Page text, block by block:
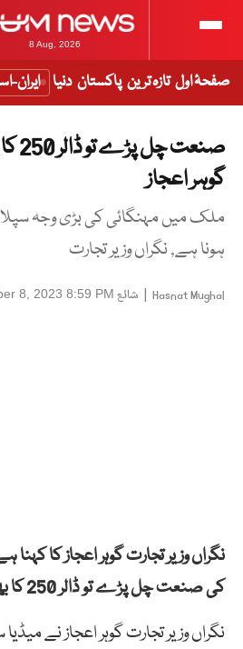
8 Aug, 2026
صفحۂ اول تازہ ترین پاکستان دنیا ایران-
گوہر اعجاز
ملک میں مہنگائی کی بڑی وجہ
ہونا ہے, نگراں وزیر تجارت
Hasnat Mughal
| شائع 8, 2023 8:59 PM
نگراں وزیر تجارت گوہر اعجاز کا
کی صنعت چل پڑے تو ڈالر 250 کا بھی ہوسکتا ہے۔
نگراں وزیر تجارت گوہر اعجاز نے